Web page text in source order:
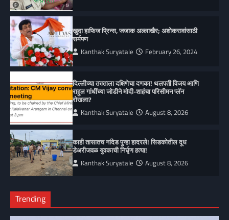
खुदा हाफिज प्रिन्स, जजाक अल्लाखैर; अशोकरावांसाठी
सर्मपण
Kanthak Suryatale February 26, 2024
दिल्लीच्या तख्ताला दक्षिणेचा दणका! थलपती विजय आणि
राहुल गांधींच्या जोडीने मोदी-शाहंचा परिसीमन प्लॅन
रोखला?
Kanthak Suryatale August 8, 2026
काही तासातच नांदेड पुन्हा हादरले! सिडकोतील दूध
डेअरीजवळ युवकाची निर्घृण हत्या!
Kanthak Suryatale August 8, 2026
Trending